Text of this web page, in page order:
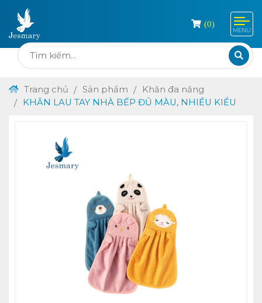
(0)
MENU
Trang chủ Sản phẩm
Khăn đa năng
KHĂN LAU TAY NHÀ BẾP ĐỦ MÀU, NHIỀU KIỂU